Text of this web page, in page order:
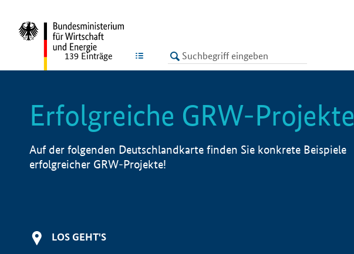
LISTE
139 Einträge
Erfolgreiche GRW-Projekte
Auf der folgenden Deutschlandkarte finden Sie konkrete Beispiele
erfolgreicher GRW-Projekte!
LOS GEHT'S